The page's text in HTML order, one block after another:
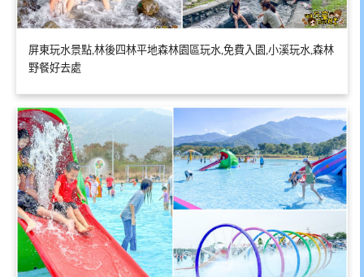
屏東玩水景點,林後四林平地森林園區玩水,免費入園,小溪玩水,森林
野餐好去處